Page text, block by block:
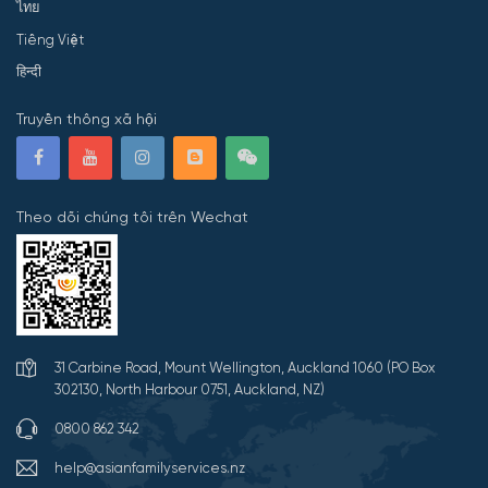
ไทย
Tiếng Việt
हिन्दी
Truyền thông xã hội
Theo dõi chúng tôi trên Wechat
31 Carbine Road, Mount Wellington, Auckland 1060 (PO Box
302130, North Harbour 0751, Auckland, NZ)
0800 862 342
help@asianfamilyservices.nz